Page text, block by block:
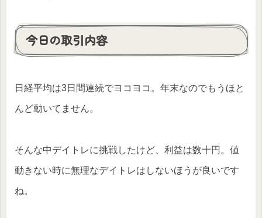
今日の取引内容
日経平均は3日間連続でヨコヨコ。年末なのでもうほと
んど動いてません。
そんな中デイトレに挑戦したけど、利益は数十円。値
動きない時に無理なデイトレはしないほうが良いです
ね。